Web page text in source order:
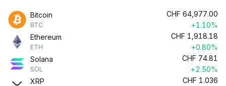
Bitcoin
BTC
CHF 64,977.00
+1.10%
Ethereum
ETH
CHF 1,918.18
+0.80%
Solana
SOL
CHF 74.81
+2.50%
XRP
CHF 1.036